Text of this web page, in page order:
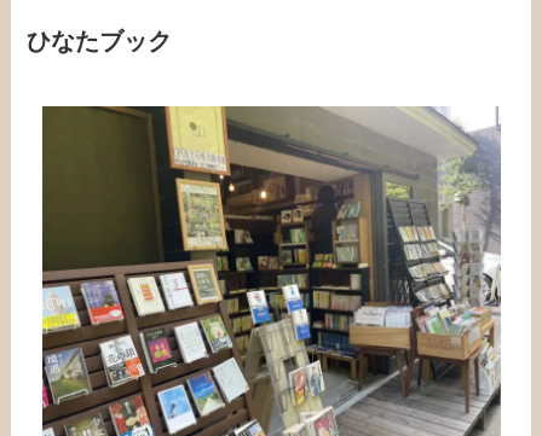
ひなたブック